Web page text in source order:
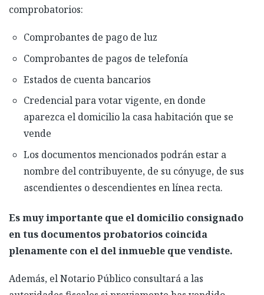
comprobatorios:
Comprobantes de pago de luz
Comprobantes de pagos de telefonía
Estados de cuenta bancarios
Credencial para votar vigente, en donde
aparezca el domicilio la casa habitación que se
vende
Los documentos mencionados podrán estar a
nombre del contribuyente, de su cónyuge, de sus
ascendientes o descendientes en línea recta.
Es muy importante que el domicilio consignado
en tus documentos probatorios coincida
plenamente con el del inmueble que vendiste.
Además, el Notario Público consultará a las